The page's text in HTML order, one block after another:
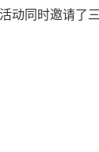
动同时邀请了